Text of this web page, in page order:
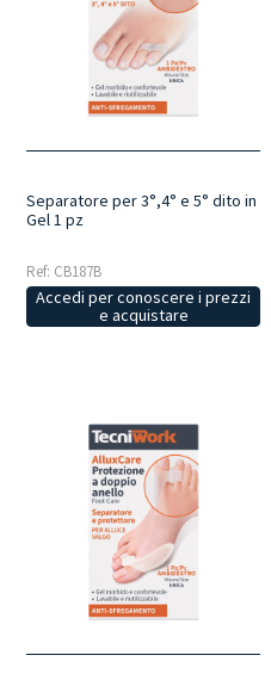
Separatore per 3°,4° e 5° dito in
Gel 1 pz
Ref: CB187B
Accedi per conoscere i prezzi
e acquistare